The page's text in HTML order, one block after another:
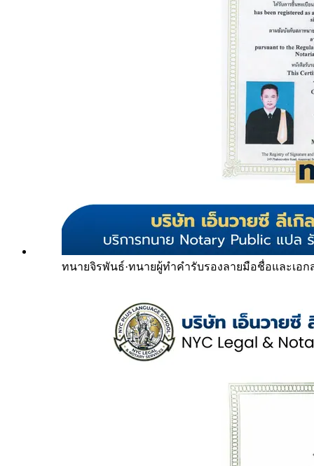
ทนายจิรพันธ์·ทนายผู้ทำคำรับรองลายมือชื่อและเอก